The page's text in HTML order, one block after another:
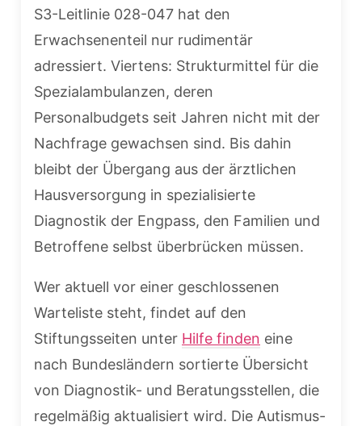
S3-Leitlinie 028-047 hat den
Erwachsenenteil nur rudimentär
adressiert. Viertens: Strukturmittel für die
Spezialambulanzen, deren
Personalbudgets seit Jahren nicht mit der
Nachfrage gewachsen sind. Bis dahin
bleibt der Übergang aus der ärztlichen
Hausversorgung in spezialisierte
Diagnostik der Engpass, den Familien und
Betroffene selbst überbrücken müssen.
Wer aktuell vor einer geschlossenen
Warteliste steht, findet auf den
Stiftungsseiten unter Hilfe finden eine
nach Bundesländern sortierte Übersicht
von Diagnostik- und Beratungsstellen, die
regelmäßig aktualisiert wird. Die Autismus-